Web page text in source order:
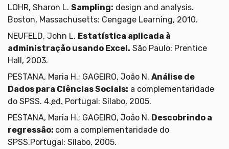
LOHR, Sharon L. Sampling: design and analysis.
Boston, Massachusetts: Cengage Learning, 2010.
NEUFELD, John L. Estatística aplicada à
administração usando Excel. São Paulo: Prentice
Hall, 2003.
PESTANA, Maria H.; GAGEIRO, João N. Análise de
Dados para Ciências Sociais: a complementaridade
do SPSS. 4.ed. Portugal: Sílabo, 2005.
PESTANA, Maria H.; GAGEIRO, João N. Descobrindo a
regressão: com a complementaridade do
SPSS.Portugal: Sílabo, 2005.